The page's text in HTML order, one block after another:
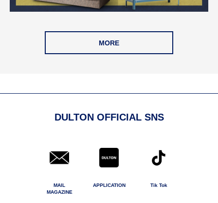
MORE
DULTON OFFICIAL SNS
MAIL
MAGAZINE
APPLICATION Tik Tok